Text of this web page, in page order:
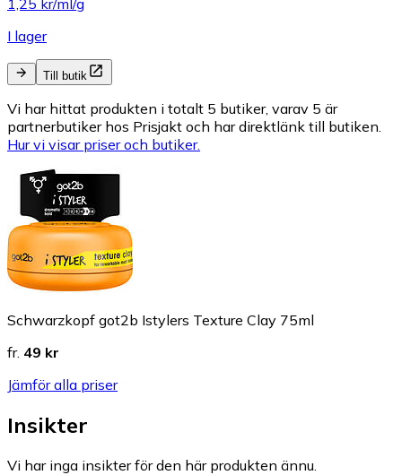
1,25 kr/ml/g
I lager
Till butik
Vi har hittat produkten i totalt 5 butiker, varav 5 är
partnerbutiker hos Prisjakt och har direktlänk till butiken.
Hur vi visar priser och butiker.
Schwarzkopf got2b Istylers Texture Clay 75ml
fr. 49 kr
Jämför alla priser
Insikter
Vi har inga insikter för den här produkten ännu.